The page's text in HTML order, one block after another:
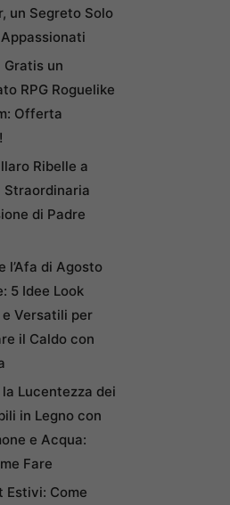
un Segreto Solo
un
RPG Roguelike
Offerta
Ribelle a
Straordinaria
di Padre
l’Afa di Agosto
5 Idee Look
e Versatili per
il Caldo con
Lucentezza dei
in Legno con
e Acqua:
Fare
Estivi: Come